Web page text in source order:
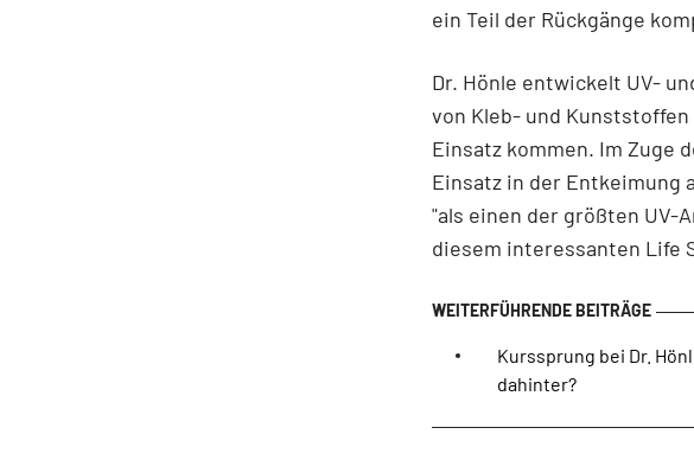
ein Teil der Rückgänge
Dr. Hönle entwickelt UV-
von Kleb- und
Einsatz kommen. Im Zuge
Einsatz in der Entkeimung
"als einen der größten UV-
diesem interessanten Life
Kurssprung bei Dr.
dahinter?